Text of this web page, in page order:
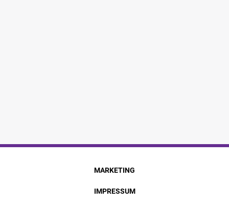
MARKETING
IMPRESSUM